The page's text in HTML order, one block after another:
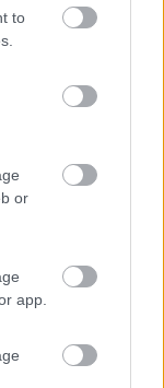
to
or
app.
di
e altri
il trasporto
adatto
a chi